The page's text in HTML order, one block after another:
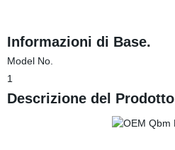
Informazioni di Base.
Model No.
1
Descrizione del Prodotto